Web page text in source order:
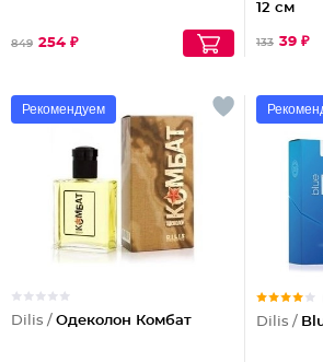
849 254 ₽
12 см
133 39 ₽
Рекомендуем
Dilis / Одеколон Комбат Dilis /